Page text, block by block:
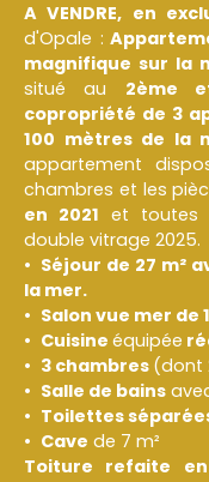
A VENDRE, en
d'Opale :
magnifique sur la
situé au 2ème
copropriété de 3
100 mètres de la
appartement
chambres et les
en 2021 et toutes
double vitrage
Séjour de 27 m²
la mer.
Salon vue mer de
Cuisineéquipée
3 chambres (dont
Salle de bains
Toilettes
Cave de 7 m²
Toiture refaite en